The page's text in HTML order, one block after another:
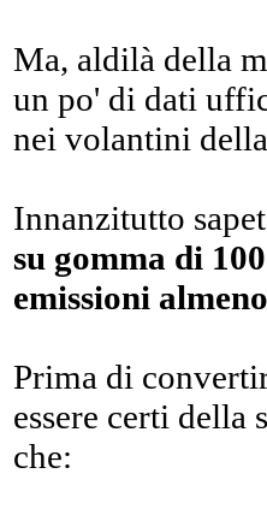
Ma, aldilà della
un po' di dati
nei volantini
Innanzitutto
su gomma di
emissioni
Prima di
essere certi della
che: